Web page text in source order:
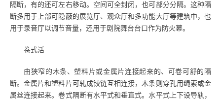
隔断，有的还可左右移动。空间可全封闭，也可部分分隔。这种隔
断多用于上部可隐蔽的展览厅、观众厅和多功能大厅等建筑中，也
用于录音厅以调节音量，还用于剧院舞台台口作为防火幕。
卷式活
由狭窄的木条、塑料片或金属片连接起来的、可卷可舒的隔
断。金属片和塑料片可轧成铰链互相连接，木条则穿孔用绳索或金
属丝连接起来。卷式隔断有水平式和垂直式。水平式上下设导轨，